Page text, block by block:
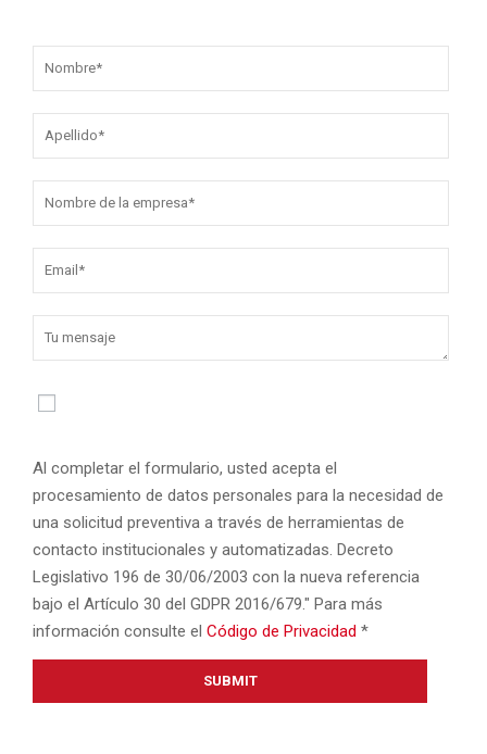
Al completar el formulario, usted acepta el
procesamiento de datos personales para la necesidad de
una solicitud preventiva a través de herramientas de
contacto institucionales y automatizadas. Decreto
Legislativo 196 de 30/06/2003 con la nueva referencia
bajo el Artículo 30 del GDPR 2016/679." Para más
información consulte el Código de Privacidad *